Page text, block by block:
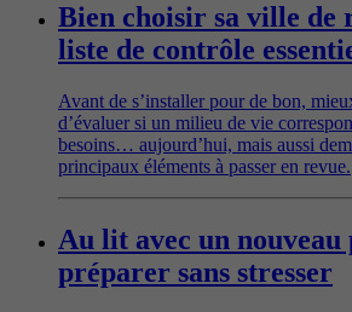
Bien choisir sa ville de
liste de contrôle
Avant de s’installer pour de bon,
d’évaluer si un milieu de vie
besoins… aujourd’hui, mais aussi
principaux éléments à passer en revue.
Au lit avec un
préparer sans stresser